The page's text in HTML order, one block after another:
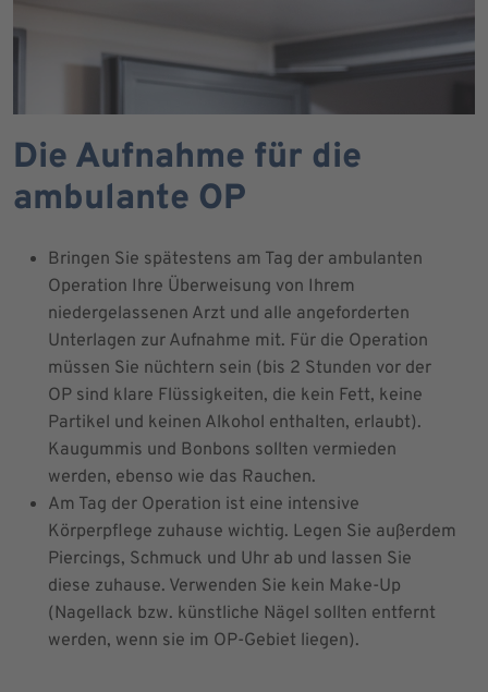
Die Aufnahme für die
ambulante OP
Bringen Sie spätestens am Tag der ambulanten
Operation Ihre Überweisung von Ihrem
niedergelassenen Arzt und alle angeforderten
Unterlagen zur Aufnahme mit. Für die Operation
müssen Sie nüchtern sein (bis 2 Stunden vor der
OP sind klare Flüssigkeiten, die kein Fett, keine
Partikel und keinen Alkohol enthalten, erlaubt).
Kaugummis und Bonbons sollten vermieden
werden, ebenso wie das Rauchen.
Am Tag der Operation ist eine intensive
Körperpflege zuhause wichtig. Legen Sie außerdem
Piercings, Schmuck und Uhr ab und lassen Sie
diese zuhause. Verwenden Sie kein Make-Up
(Nagellack bzw. künstliche Nägel sollten entfernt
werden, wenn sie im OP-Gebiet liegen).